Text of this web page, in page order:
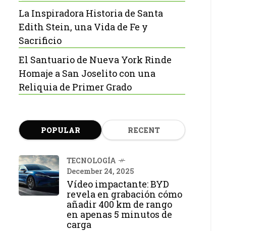
La Inspiradora Historia de Santa
Edith Stein, una Vida de Fe y
Sacrificio
El Santuario de Nueva York Rinde
Homaje a San Joselito con una
Reliquia de Primer Grado
POPULAR RECENT
TECNOLOGÍA
December 24, 2025
Vídeo impactante: BYD
revela en grabación cómo
añadir 400 km de rango
en apenas 5 minutos de
carga